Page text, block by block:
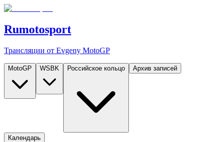
Rumotosport
Трансляции от Evgeny MotoGP
MotoGP WSBK Российское кольцо Архив записей
Календарь